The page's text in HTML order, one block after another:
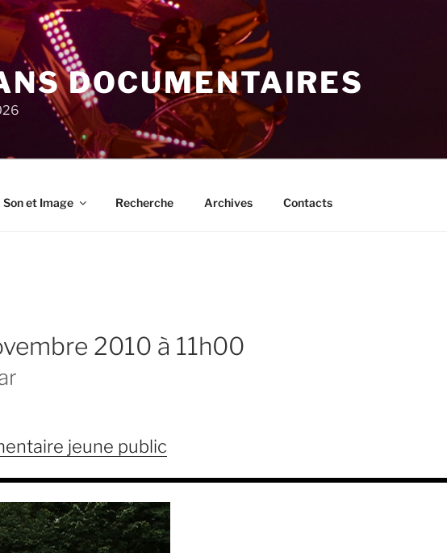
DOCUMENTAIRES
Son et Image Recherche Archives Contacts
2010 à 11h00
jeune public